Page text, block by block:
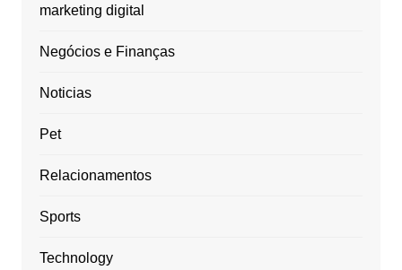
marketing digital
Negócios e Finanças
Noticias
Pet
Relacionamentos
Sports
Technology